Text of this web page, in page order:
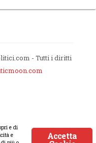
- Tutti i diritti
Accetta
e di
e